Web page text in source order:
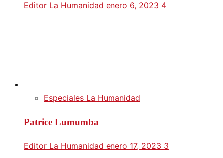
Editor La Humanidad enero 6, 2023 4
Especiales La Humanidad
Patrice Lumumba
Editor La Humanidad enero 17, 2023 3